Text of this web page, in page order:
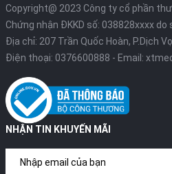
Copyright@ 2023 Công ty cổ phần
Chứng nhận ĐKKD số: 038828xxxx do
Địa chỉ: 207 Trần Quốc Hoàn, P.Dịch
Điện thoại: 0376600888 - Email:
NHẬN TIN KHUYẾN MÃI